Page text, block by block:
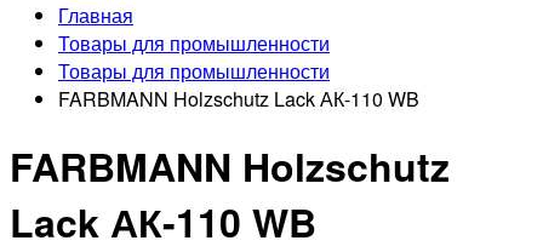
Главная
Товары для промышленности
Товары для промышленности
FARBMANN Holzschutz Lack АК-110 WB
FARBMANN Holzschutz
Lack АК-110 WB